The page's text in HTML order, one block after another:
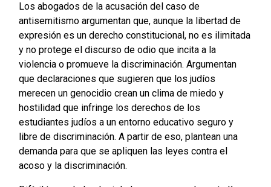
Los abogados de la acusación del caso de
antisemitismo argumentan que, aunque la libertad de
expresión es un derecho constitucional, no es ilimitada
y no protege el discurso de odio que incita a la
violencia o promueve la discriminación. Argumentan
que declaraciones que sugieren que los judíos
merecen un genocidio crean un clima de miedo y
hostilidad que infringe los derechos de los
estudiantes judíos a un entorno educativo seguro y
libre de discriminación. A partir de eso, plantean una
demanda para que se apliquen las leyes contra el
acoso y la discriminación.